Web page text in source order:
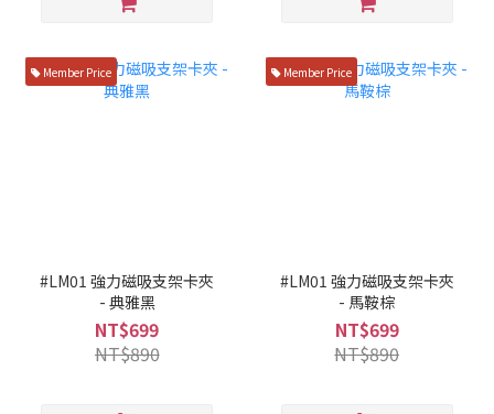
Member Price
#LM01 強力磁吸支架卡夾
- 典雅黑
NT$699
NT$890
Member Price
#LM01 強力磁吸支架卡夾
- 馬鞍棕
NT$699
NT$890